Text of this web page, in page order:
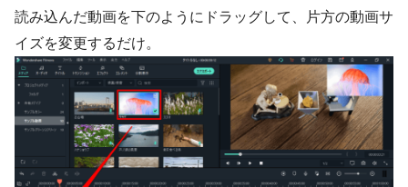
読み込んだ動画を下のようにドラッグして、片方の動画サ
イズを変更するだけ。